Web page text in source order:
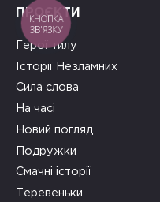
ПРОЄКТИ
Герої тилу
Історії Незламних
Сила слова
На часі
Новий погляд
Подружки
Смачні історії
Теревеньки
КНОПКА
ЗВ'ЯЗКУ